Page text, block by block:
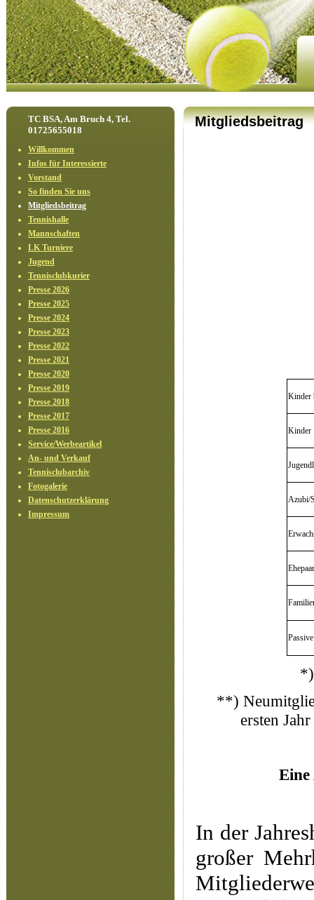
TC BSA, Am Bruch 4, Tel.
01725655018
Willkommen
Infos für Interessierte
Vorstand
So finden Sie uns
Mitgliedsbeitrag
Tennishalle
Mannschaften
LK Turniere
Jugend
Tennisclubkurier
Presse 2026
Presse 2025
Presse 2024
Presse 2023
Presse 2022
Presse 2021
Presse 2020
Presse 2019
Presse 2018
Presse 2017
Presse 2016
Service/Werbeartikel
An- und Verkauf
Tennisclubarchiv
Fotogalerie
Datenschutzerklärung
Impressum
Mitgliedsbeitrag
Kinder
Kinder
Azubi/
**)
ersten
In der
großer